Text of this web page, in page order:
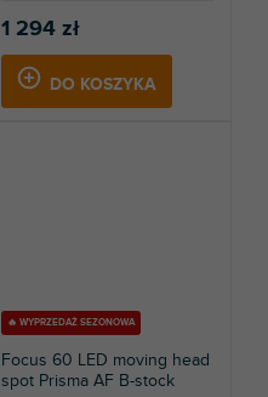
1 294 zł
DO KOSZYKA
🔥 WYPRZEDAŻ SEZONOWA
Focus 60 LED moving head
spot Prisma AF B-stock